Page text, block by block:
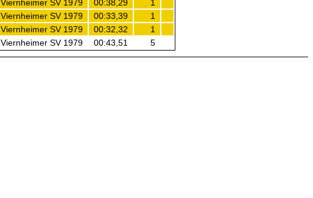
Viernheimer SV 1979 00:38,29
1
Viernheimer SV 1979 00:33,39
1
Viernheimer SV 1979 00:32,32
1
Viernheimer SV 1979 00:43,51 5